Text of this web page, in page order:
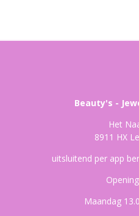
Beauty's -
Het
8911 HX
uitsluitend per app
Maandag